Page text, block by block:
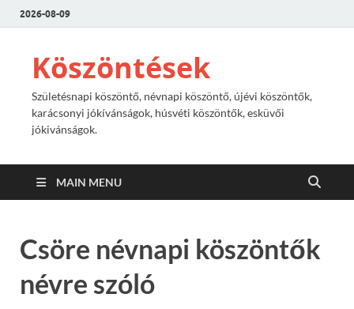
2026-08-09
Köszöntések
Születésnapi köszöntő, névnapi köszöntő, újévi köszöntők,
karácsonyi jókívánságok, húsvéti köszöntők, esküvői
jókivánságok.
MAIN MENU
Csöre névnapi köszöntők
névre szóló